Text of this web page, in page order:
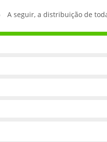
A seguir, a distribuição de